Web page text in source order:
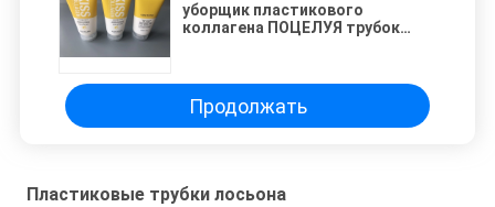
уборщик пластикового
коллагена ПОЦЕЛУЯ трубок
Продолжать
Пластиковые трубки лосьона